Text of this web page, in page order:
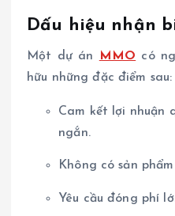
Dấu hiệu nhận
Một dự án MMO có
hữu những đặc điểm sau:
Cam kết lợi nhuận
ngắn.
Không có sản
Yêu cầu đóng phí